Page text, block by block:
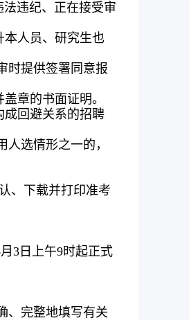
违纪、正在接受审
本人员、研究生也
时提供签署同意报
章的书面证明。
成回避关系的招聘
选情形之一的，
、下载并打印准考
3日上午9时起正式
、完整地填写有关